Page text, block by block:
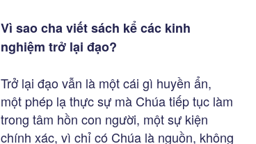
Vì sao cha viết sách kể các kinh
nghiệm trở lại đạo?
Trở lại đạo vẫn là một cái gì huyền ẩn,
một phép lạ thực sự mà Chúa tiếp tục làm
trong tâm hồn con người, một sự kiện
chính xác, vì chỉ có Chúa là nguồn, không